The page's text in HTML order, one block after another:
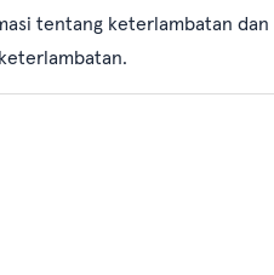
tentang keterlambatan dan